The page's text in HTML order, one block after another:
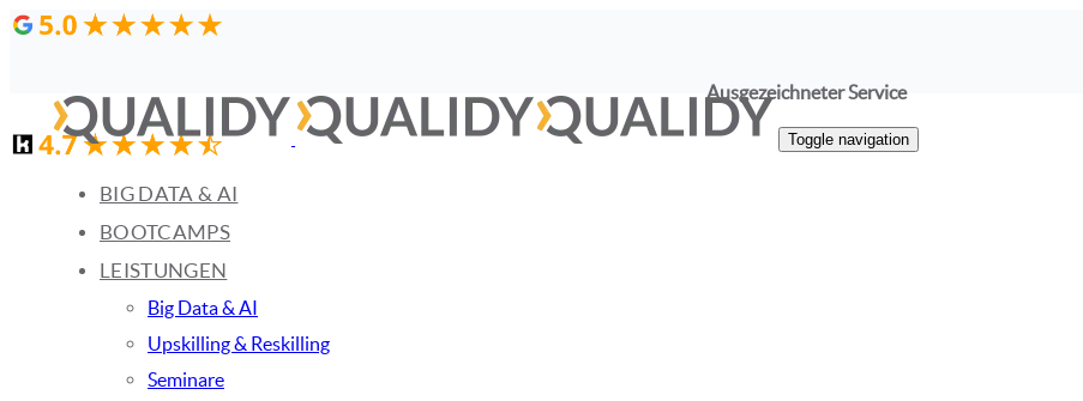
Links
Zur
Navigation
springen
springen
Ausgezeichneter Service
Toggle navigation
BIG DATA & AI
BOOTCAMPS
LEISTUNGEN
Big Data & AI
Upskilling & Reskilling
Seminare